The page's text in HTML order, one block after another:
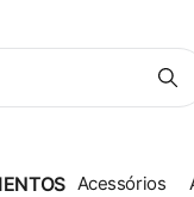
Acessórios